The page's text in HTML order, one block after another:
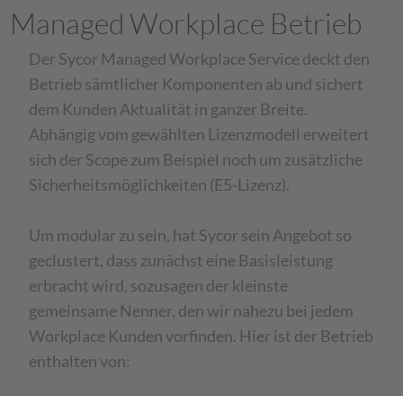
Managed Workplace Betrieb
Der Sycor Managed Workplace Service deckt den
Betrieb sämtlicher Komponenten ab und sichert
dem Kunden Aktualität in ganzer Breite.
Abhängig vom gewählten Lizenzmodell erweitert
sich der Scope zum Beispiel noch um zusätzliche
Sicherheitsmöglichkeiten (E5-Lizenz).
Um modular zu sein, hat Sycor sein Angebot so
geclustert, dass zunächst eine Basisleistung
erbracht wird, sozusagen der kleinste
gemeinsame Nenner, den wir nahezu bei jedem
Workplace Kunden vorfinden. Hier ist der Betrieb
enthalten von: